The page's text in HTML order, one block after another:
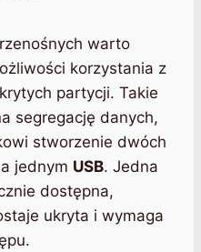
warto
korzystania z
partycji. Takie
segregację danych,
stworzenie dwóch
jednym USB. Jedna
dostępna,
ukryta i wymaga